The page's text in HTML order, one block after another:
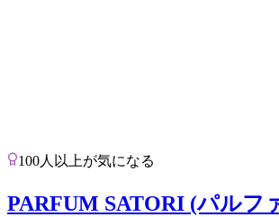
100人以上が気になる
PARFUM SATORI (パルフ